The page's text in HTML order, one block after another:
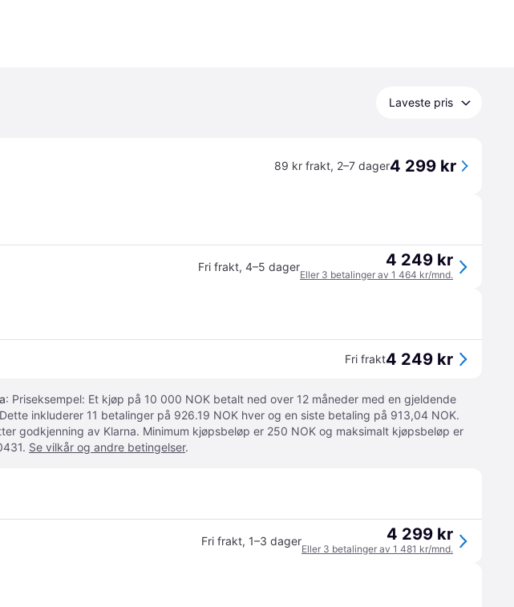
Laveste pris
89 kr frakt, 2–7 dager4 299 kr
Fri frakt, 4–5 dager 4 249 kr
Eller 3 betalinger av 1 464 kr/mnd.
Fri frakt4 249 kr
: Priseksempel: Et kjøp på 10 000 NOK betalt ned over 12 måneder med en gjeldende
inkluderer 11 betalinger på 926.19 NOK hver og en siste betaling på 913,04 NOK.
godkjenning av Klarna. Minimum kjøpsbeløp er 250 NOK og maksimalt kjøpsbeløp er
Se vilkår og andre betingelser.
Fri frakt, 1–3 dager 4 299 kr
Eller 3 betalinger av 1 481 kr/mnd.